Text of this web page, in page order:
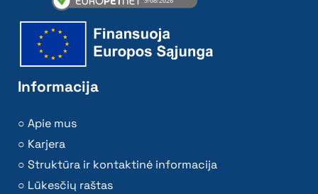
Informacija
Apie mus
Karjera
Struktūra ir kontaktinė informacija
Lūkesčių raštas